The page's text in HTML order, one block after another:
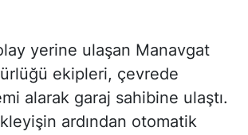
yerine ulaşan Manavgat
ekipleri, çevrede
alarak garaj sahibine ulaştı.
ardından otomatik